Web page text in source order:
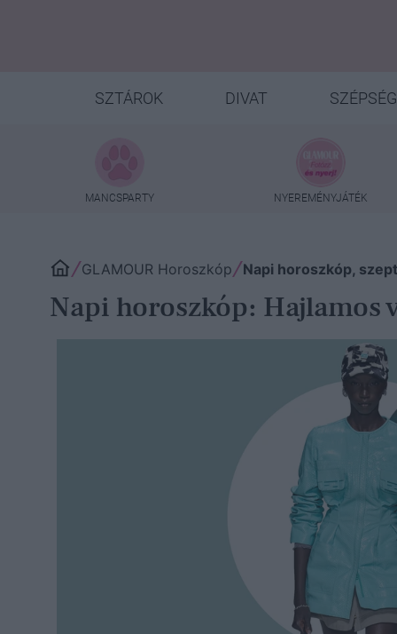
SZTÁROK DIVAT SZÉPSÉG
MANCSPARTY NYEREMÉNYJÁTÉK
GLAMOUR Horoszkóp Napi horoszkóp,
Napi horoszkóp: Hajlamos